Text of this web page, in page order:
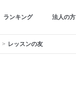
ランキング 法人の方
レッスンの友